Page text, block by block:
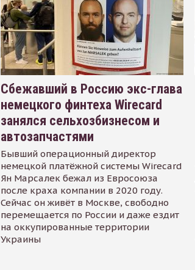
Сбежавший в Россию экс-глава
немецкого финтеха Wirecard
занялся сельхозбизнесом и
автозапчастями
Бывший операционный директор
немецкой платёжной системы Wirecard
Ян Марсалек бежал из Евросоюза
после краха компании в 2020 году.
Сейчас он живёт в Москве, свободно
перемещается по России и даже ездит
на оккупированные территории
Украины